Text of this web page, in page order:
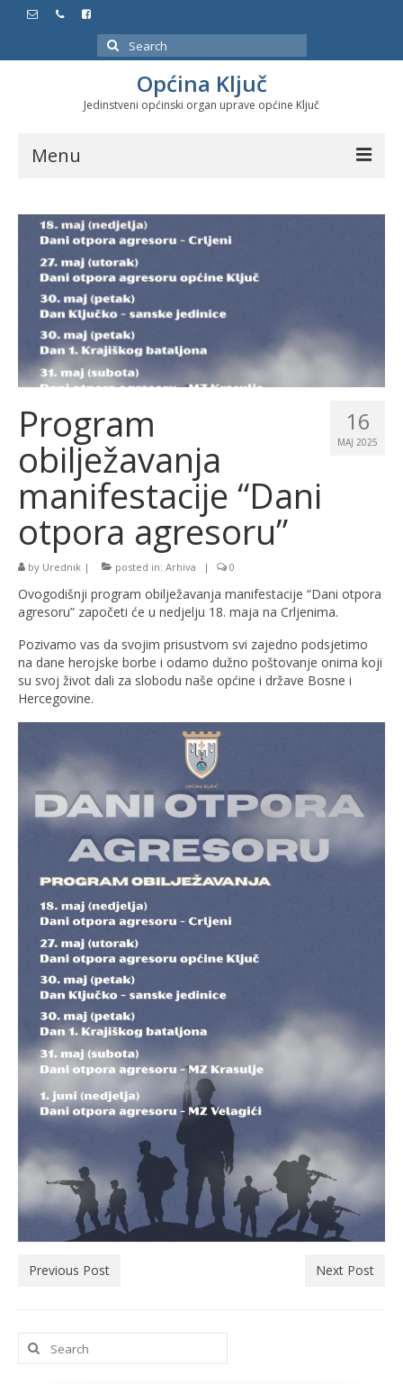
Search
for:
Općina Ključ
Jedinstveni općinski organ uprave općine Ključ
Menu
Službeni glasnici
Javne nabavke
Značajni datumi i manifestacije
Program energetske efikasnosti u stambenom
sektoru
16
MAJ 2025
Program
obilježavanja
manifestacije “Dani
otpora agresoru”
by Urednik | posted in: Arhiva | 0
Ovogodišnji program obilježavanja manifestacije “Dani otpora
agresoru” započeti će u nedjelju 18. maja na Crljenima.
Pozivamo vas da svojim prisustvom svi zajedno podsjetimo
na dane herojske borbe i odamo dužno poštovanje onima koji
su svoj život dali za slobodu naše općine i države Bosne i
Hercegovine.
Previous Post Next Post
Search
for: